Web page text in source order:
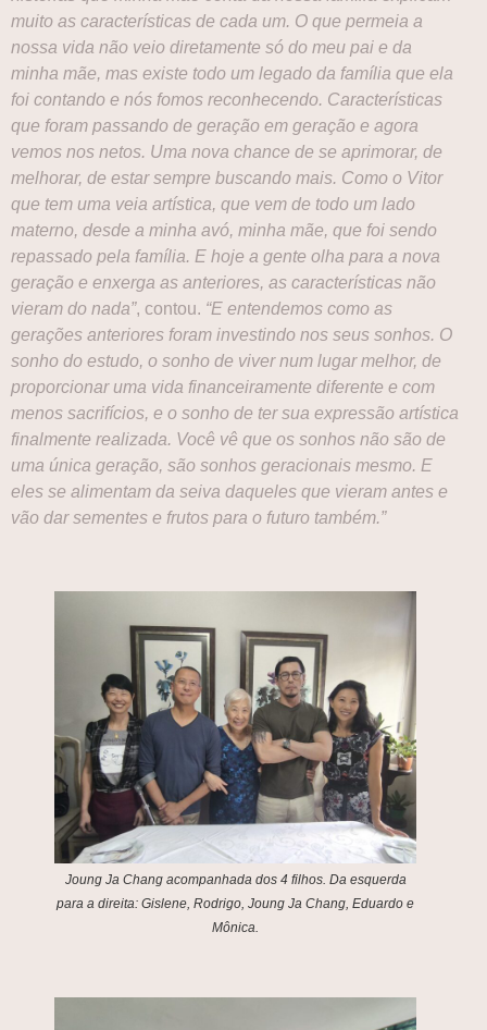
muito as características de cada um. O que permeia a
nossa vida não veio diretamente só do meu pai e da
minha mãe, mas existe todo um legado da família que ela
foi contando e nós fomos reconhecendo. Características
que foram passando de geração em geração e agora
vemos nos netos. Uma nova chance de se aprimorar, de
melhorar, de estar sempre buscando mais. Como o Vitor
que tem uma veia artística, que vem de todo um lado
materno, desde a minha avó, minha mãe, que foi sendo
repassado pela família. E hoje a gente olha para a nova
geração e enxerga as anteriores, as características não
vieram do nada”, contou. “E entendemos como as
gerações anteriores foram investindo nos seus sonhos. O
sonho do estudo, o sonho de viver num lugar melhor, de
proporcionar uma vida financeiramente diferente e com
menos sacrifícios, e o sonho de ter sua expressão artística
finalmente realizada. Você vê que os sonhos não são de
uma única geração, são sonhos geracionais mesmo. E
eles se alimentam da seiva daqueles que vieram antes e
vão dar sementes e frutos para o futuro também.”
Joung Ja Chang acompanhada dos 4 filhos. Da esquerda
para a direita: Gislene, Rodrigo, Joung Ja Chang, Eduardo e
Mônica.